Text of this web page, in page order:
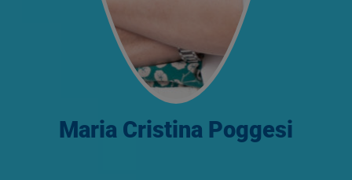
Maria Cristina Poggesi